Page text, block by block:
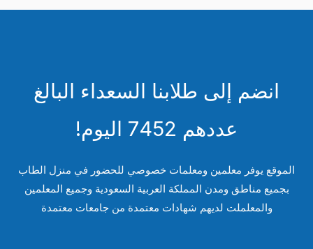
انضم إلى طلابنا السعداء البالغ
عددهم 7452 اليوم!
يوفر معلمين ومعلمات خصوصي للحضور في منزل الطاب
بجميع مناطق ومدن المملكة العربية السعودية وجميع المعلمين
والمعلملت لديهم شهادات معتمدة من جامعات معتمدة